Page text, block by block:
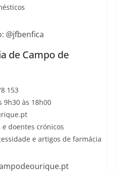
@jfbenfica
de Campo de
153
9h30 às 18h00
e doentes crónicos
e artigos de farmácia